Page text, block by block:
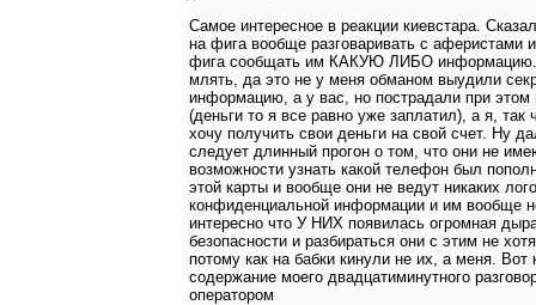
Самое интересное в реакции киевстара.
на фига вообще разговаривать с аферистами
фига сообщать им КАКУЮ ЛИБО
млять, да это не у меня обманом выудили
информацию, а у вас, но пострадали при этом
(деньги то я все равно уже заплатил), а я, так
хочу получить свои деньги на свой счет. Ну
следует длинный прогон о том, что они не
возможности узнать какой телефон был
этой карты и вообще они не ведут никаких
конфиденциальной информации и им вообще
интересно что У НИХ появилась огромная
безопасности и разбираться они с этим не
потому как на бабки кинули не их, а меня. Вот
содержание моего двадцатиминутного
оператором